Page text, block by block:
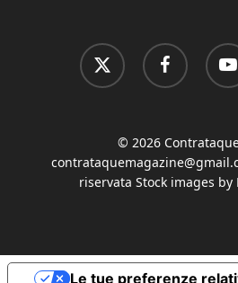
x-
twitter
facebook
© 2026
riservata Stock images by
Le tue preferenze